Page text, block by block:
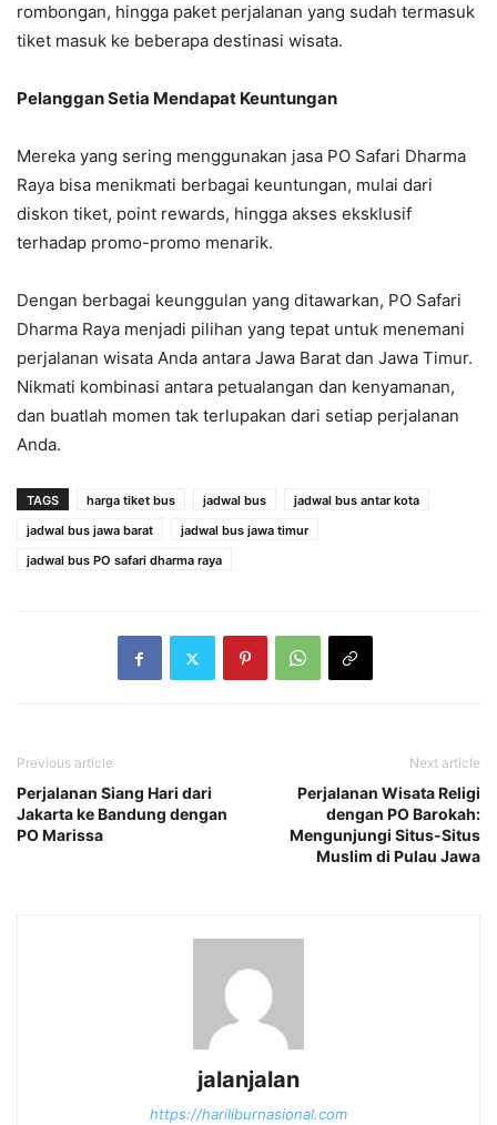
rombongan, hingga paket perjalanan yang sudah termasuk
tiket masuk ke beberapa destinasi wisata.
Pelanggan Setia Mendapat Keuntungan
Mereka yang sering menggunakan jasa PO Safari Dharma
Raya bisa menikmati berbagai keuntungan, mulai dari
diskon tiket, point rewards, hingga akses eksklusif
terhadap promo-promo menarik.
Dengan berbagai keunggulan yang ditawarkan, PO Safari
Dharma Raya menjadi pilihan yang tepat untuk menemani
perjalanan wisata Anda antara Jawa Barat dan Jawa Timur.
Nikmati kombinasi antara petualangan dan kenyamanan,
dan buatlah momen tak terlupakan dari setiap perjalanan
Anda.
TAGS harga tiket bus jadwal bus
jadwal bus antar kota
jadwal bus jawa barat
jadwal bus jawa timur
jadwal bus PO safari dharma raya
Previous article
Perjalanan Siang Hari dari
Jakarta ke Bandung dengan
PO Marissa
Next article
Perjalanan Wisata Religi
dengan PO Barokah:
Mengunjungi Situs-Situs
Muslim di Pulau Jawa
jalanjalan
https://hariliburnasional.com